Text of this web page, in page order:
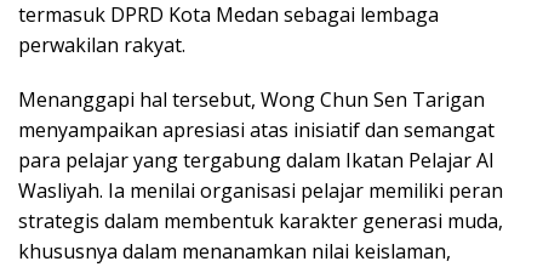
termasuk DPRD Kota Medan sebagai lembaga
perwakilan rakyat.
Menanggapi hal tersebut, Wong Chun Sen Tarigan
menyampaikan apresiasi atas inisiatif dan semangat
para pelajar yang tergabung dalam Ikatan Pelajar Al
Wasliyah. Ia menilai organisasi pelajar memiliki peran
strategis dalam membentuk karakter generasi muda,
khususnya dalam menanamkan nilai keislaman,